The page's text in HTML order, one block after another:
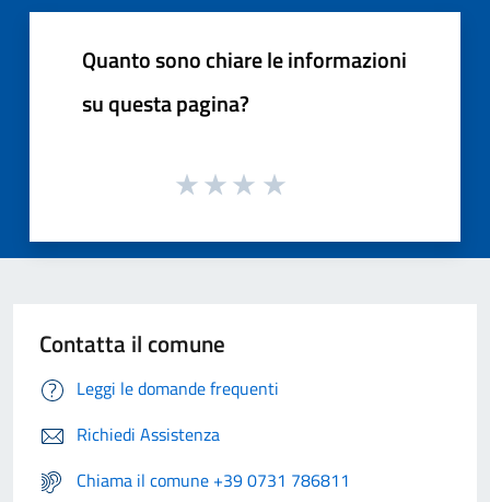
Quanto sono chiare le informazioni
su questa pagina?
Contatta il comune
Leggi le domande frequenti
Richiedi Assistenza
Chiama il comune +39 0731 786811